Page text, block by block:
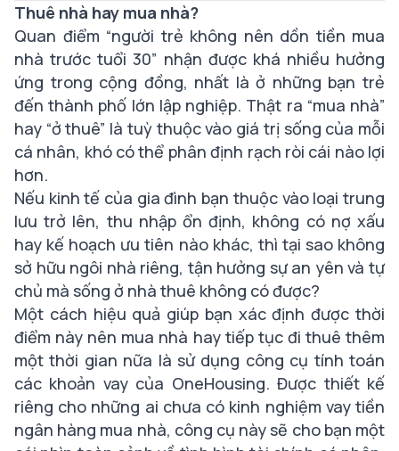
Thuê nhà hay mua nhà?
Quan điểm “người trẻ không nên dồn tiền mua
nhà trước tuổi 30” nhận được khá nhiều hưởng
ứng trong cộng đồng, nhất là ở những bạn trẻ
đến thành phố lớn lập nghiệp. Thật ra “mua nhà”
hay “ở thuê” là tuỳ thuộc vào giá trị sống của mỗi
cá nhân, khó có thể phân định rạch ròi cái nào lợi
hơn.
Nếu kinh tế của gia đình bạn thuộc vào loại trung
lưu trở lên, thu nhập ổn định, không có nợ xấu
hay kế hoạch ưu tiên nào khác, thì tại sao không
sở hữu ngôi nhà riêng, tận hưởng sự an yên và tự
chủ mà sống ở nhà thuê không có được?
Một cách hiệu quả giúp bạn xác định được thời
điểm này nên mua nhà hay tiếp tục đi thuê thêm
một thời gian nữa là sử dụng công cụ tính toán
các khoản vay của OneHousing. Được thiết kế
riêng cho những ai chưa có kinh nghiệm vay tiền
ngân hàng mua nhà, công cụ này sẽ cho bạn một